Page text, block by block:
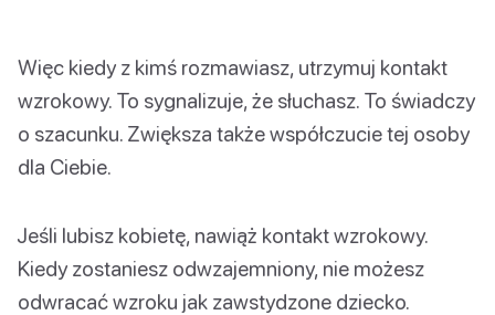
Więc kiedy z kimś rozmawiasz, utrzymuj kontakt
wzrokowy. To sygnalizuje, że słuchasz. To świadczy
o szacunku. Zwiększa także współczucie tej osoby
dla Ciebie.
Jeśli lubisz kobietę, nawiąż kontakt wzrokowy.
Kiedy zostaniesz odwzajemniony, nie możesz
odwracać wzroku jak zawstydzone dziecko.